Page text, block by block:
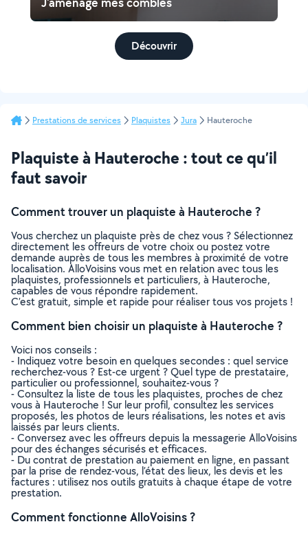
Découvrir
Prestations de services Plaquistes Jura Hauteroche
Plaquiste à Hauteroche : tout ce qu’il
faut savoir
Comment trouver un plaquiste à Hauteroche ?
Vous cherchez un plaquiste près de chez vous ? Sélectionnez
directement les offreurs de votre choix ou postez votre
demande auprès de tous les membres à proximité de votre
localisation. AlloVoisins vous met en relation avec tous les
plaquistes, professionnels et particuliers, à Hauteroche,
capables de vous répondre rapidement.
C’est gratuit, simple et rapide pour réaliser tous vos projets !
Comment bien choisir un plaquiste à Hauteroche ?
Voici nos conseils :
- Indiquez votre besoin en quelques secondes : quel service
recherchez-vous ? Est-ce urgent ? Quel type de prestataire,
particulier ou professionnel, souhaitez-vous ?
- Consultez la liste de tous les plaquistes, proches de chez
vous à Hauteroche ! Sur leur profil, consultez les services
proposés, les photos de leurs réalisations, les notes et avis
laissés par leurs clients.
- Conversez avec les offreurs depuis la messagerie AlloVoisins
pour des échanges sécurisés et efficaces.
- Du contrat de prestation au paiement en ligne, en passant
par la prise de rendez-vous, l’état des lieux, les devis et les
factures : utilisez nos outils gratuits à chaque étape de votre
prestation.
Comment fonctionne AlloVoisins ?